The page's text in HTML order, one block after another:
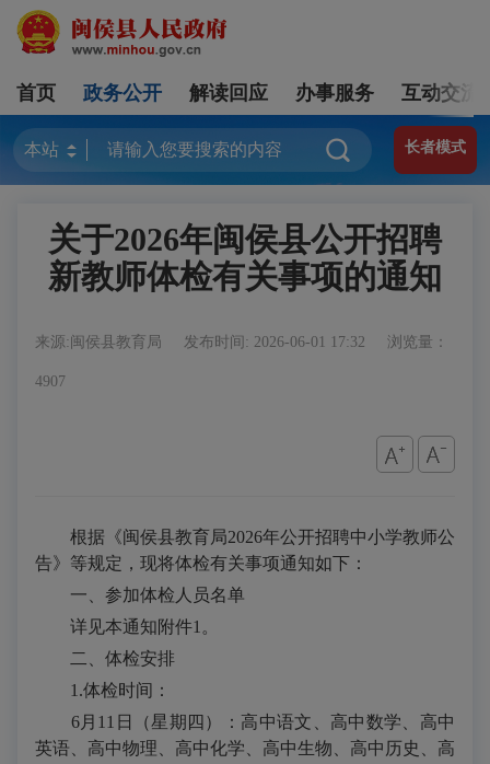
首页 政务公开 解读回应 办事服务 互动交流
长者模式
关于2026年闽侯县公开招聘
新教师体检有关事项的通知
来源:闽侯县教育局 发布时间: 2026-06-01 17:32 浏览量：
4907
根据《闽侯县教育局2026年公开招聘中小学教师公
告》等规定，现将体检有关事项通知如下：
一、参加体检人员名单
详见本通知附件1。
二、体检安排
1.体检时间：
6月11日（星期四）：高中语文、高中数学、高中
英语、高中物理、高中化学、高中生物、高中历史、高